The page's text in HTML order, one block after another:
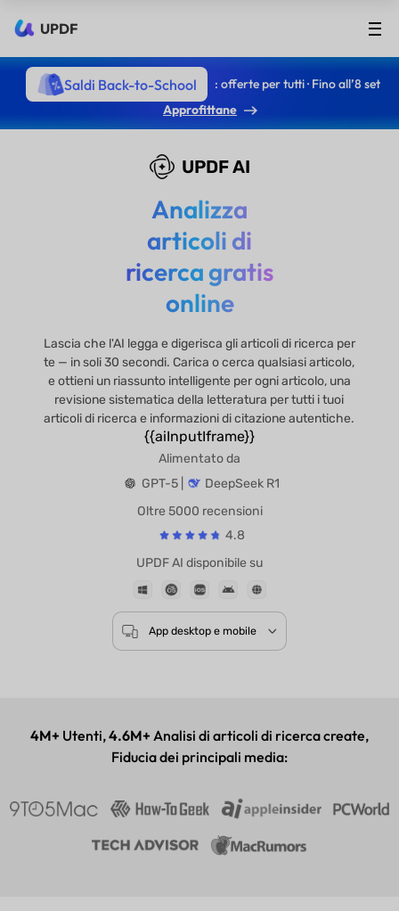
UPDF
Saldi Back-to-School
: offerte per tutti · Fino all’8 set
Approfittane
UPDF AI
Analizza
articoli di
ricerca gratis
online
Lascia che l'AI legga e digerisca gli articoli di ricerca per
te — in soli 30 secondi. Carica o cerca qualsiasi articolo,
e ottieni un riassunto intelligente per ogni articolo, una
revisione sistematica della letteratura per tutti i tuoi
articoli di ricerca e informazioni di citazione autentiche.
{{aiInputIframe}}
Alimentato da
Oltre 5000 recensioni
4.8
UPDF AI disponibile su
4M+ Utenti,4.6M+ Analisi di articoli di ricerca create,
Fiducia dei principali media: